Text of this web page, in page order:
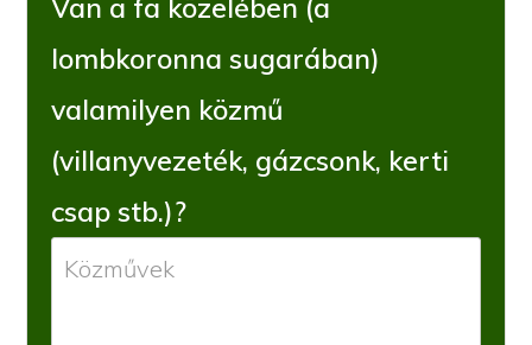
Van a fa közelében (a
lombkoronna sugarában)
valamilyen közmű
(villanyvezeték, gázcsonk, kerti
csap stb.)?